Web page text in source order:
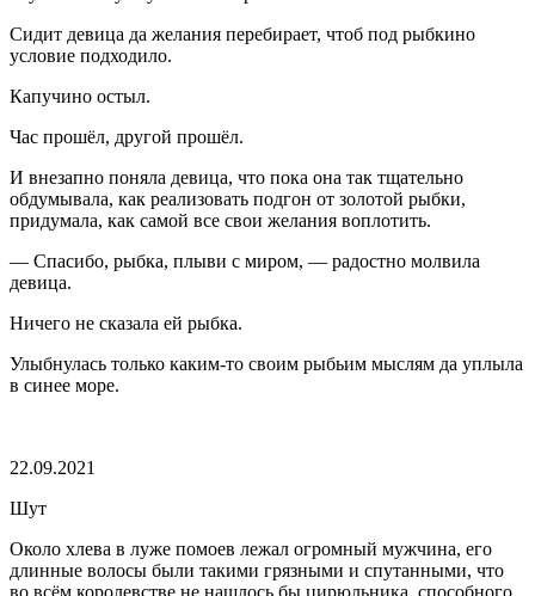
Сидит девица да желания перебирает, чтоб под рыбкино
условие подходило.
Капучино остыл.
Час прошёл, другой прошёл.
И внезапно поняла девица, что пока она так тщательно
обдумывала, как реализовать подгон от золотой рыбки,
придумала, как самой все свои желания воплотить.
— Спасибо, рыбка, плыви с миром, — радостно молвила
девица.
Ничего не сказала ей рыбка.
Улыбнулась только каким-то своим рыбьим мыслям да уплыла
в синее море.
22.09.2021
Шут
Около хлева в луже помоев лежал огромный мужчина, его
длинные волосы были такими грязными и спутанными, что
во всём королевстве не нашлось бы цирюльника, способного